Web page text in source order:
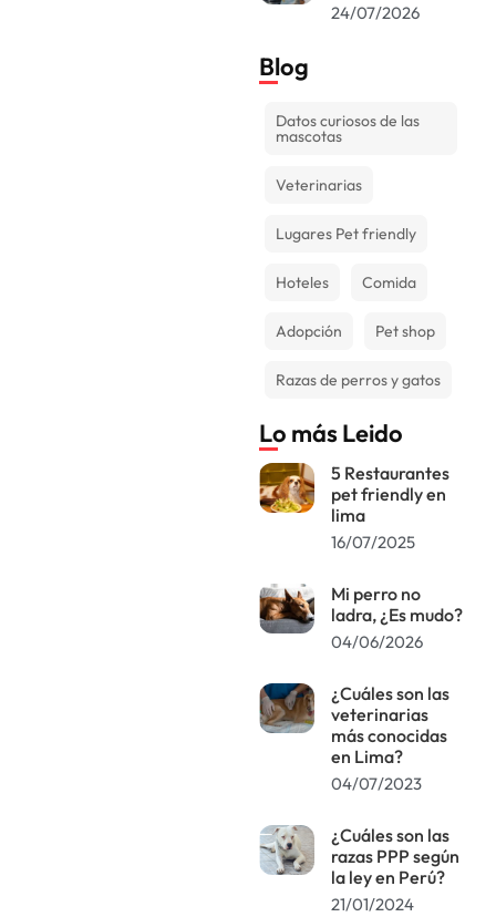
24/07/2026
Blog
Datos curiosos de las
mascotas
Veterinarias
Lugares Pet friendly
Hoteles Comida
Adopción Pet shop
Razas de perros y gatos
Lo más Leido
5 Restaurantes
pet friendly en
lima
16/07/2025
Mi perro no
ladra, ¿Es mudo?
04/06/2026
¿Cuáles son las
veterinarias
más conocidas
en Lima?
04/07/2023
¿Cuáles son las
razas PPP según
la ley en Perú?
21/01/2024